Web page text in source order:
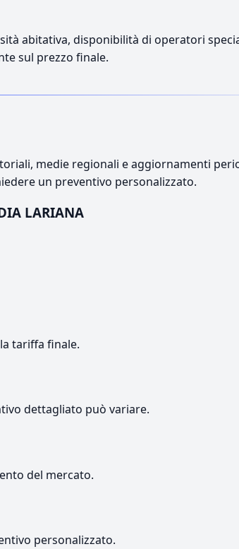
abitativa, disponibilità di operatori
sul prezzo finale.
medie regionali e aggiornamenti
un preventivo personalizzato.
LARIANA
tariffa finale.
dettagliato può variare.
del mercato.
personalizzato.